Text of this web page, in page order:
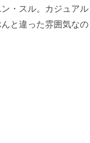
・スル。カジュアル
と違った雰囲気なの